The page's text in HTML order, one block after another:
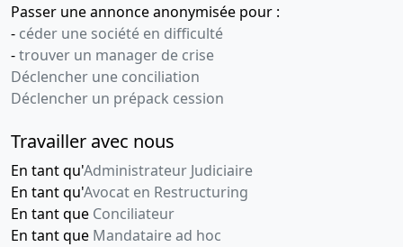
Passer une annonce anonymisée pour :
- céder une société en difficulté
-trouver un manager de crise
Déclencher une conciliation
Déclencher un prépack cession
Travailler avec nous
En tant qu'Administrateur Judiciaire
En tant qu'Avocat en Restructuring
En tant que Conciliateur
En tant que Mandataire ad hoc